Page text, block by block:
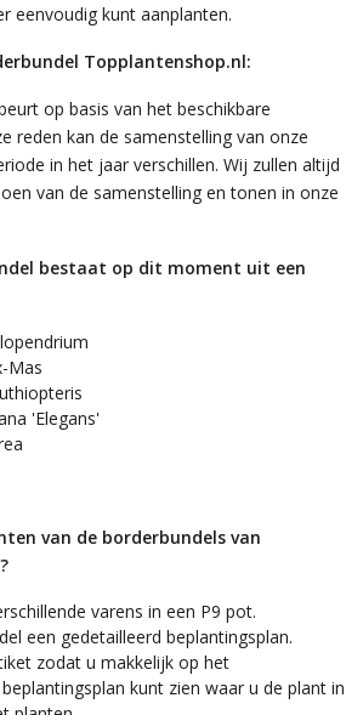
eenvoudig kunt aanplanten.
Topplantenshop.nl:
op basis van het beschikbare
reden kan de samenstelling van onze
in het jaar verschillen. Wij zullen altijd
van de samenstelling en tonen in onze
bestaat op dit moment uit een
Mas
'Elegans'
van de borderbundels van
varens in een P9 pot.
een gedetailleerd beplantingsplan.
zodat u makkelijk op het
kunt zien waar u de plant in